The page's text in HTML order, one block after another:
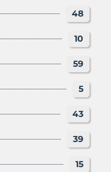
48
10
59
5
43
39
15